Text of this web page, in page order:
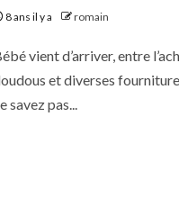
8 ans il y a romain
vient d’arriver, entre
et diverses
savez pas...